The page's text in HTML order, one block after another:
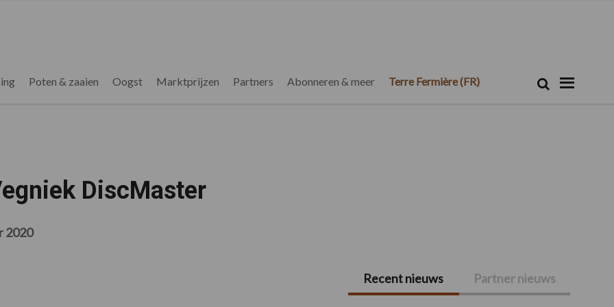
Poten & zaaien Oogst Marktprijzen Partners Abonneren & meer Terre Fermière (FR) Zoek
DiscMaster
2020
Primaire
Recent nieuws Partner nieuws